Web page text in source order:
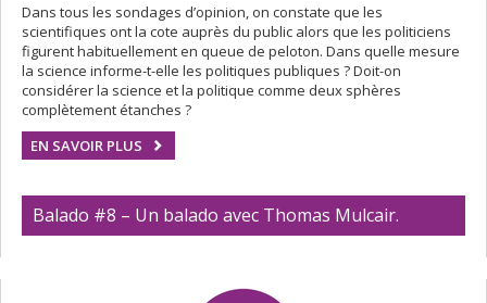
Dans tous les sondages d’opinion, on constate que les
scientifiques ont la cote auprès du public alors que les politiciens
figurent habituellement en queue de peloton. Dans quelle mesure
la science informe-t-elle les politiques publiques ? Doit-on
considérer la science et la politique comme deux sphères
complètement étanches ?
EN SAVOIR PLUS
Balado #8 – Un balado avec Thomas Mulcair.